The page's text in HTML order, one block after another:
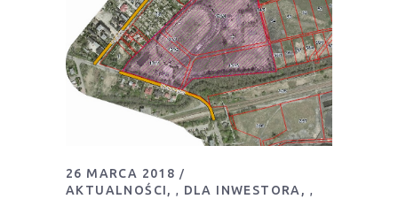
26 MARCA 2018
AKTUALNOŚCI
, DLA INWESTORA ,